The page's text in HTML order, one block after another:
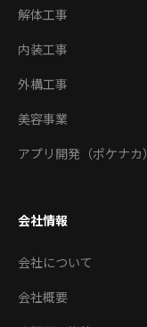
解体工事
内装工事
外構工事
美容事業
アプリ開発（ポケナカ）
会社情報
会社について
会社概要